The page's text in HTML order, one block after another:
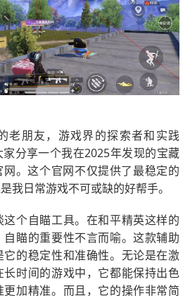
老朋友，游戏界的探索者和实践
分享一个我在2025年发现的宝藏
。这个官网不仅提供了最稳定的
我日常游戏不可或缺的好帮手。
个自瞄工具。在和平精英这样的
瞄的重要性不言而喻。这款辅助
的稳定性和准确性。无论是在激
时间的游戏中，它都能保持出色
加精准。而且，它的操作非常简